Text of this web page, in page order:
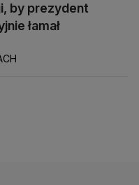
by prezydent
łamał